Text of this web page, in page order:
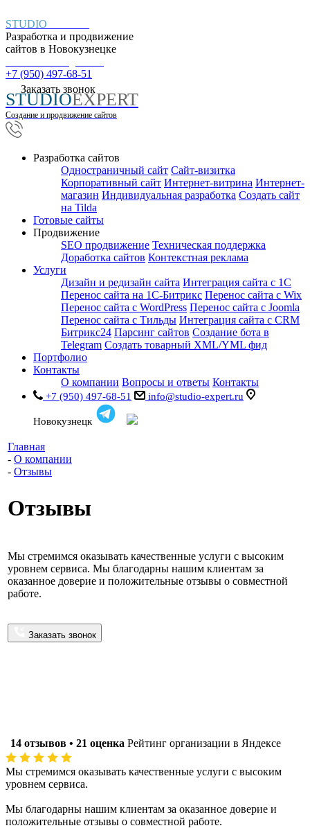
STUDIO
Разработка и продвижение
сайтов в Новокузнецке
+7 (950) 497-68-51
Заказать звонок
STUDIOEXPERT
Создание и продвижение сайтов
Разработка сайтов
Одностраничный сайт Cайт-визитка
Корпоративный сайт Интернет-витрина Интернет-
магазин Индивидуальная разработка Создать сайт
на Tilda
Готовые сайты
Продвижение
SEO продвижение Техническая поддержка
Доработка сайтов Контекстная реклама
Услуги
Дизайн и редизайн сайта Интеграция сайта с 1С
Перенос сайта на 1С-Битрикс Перенос сайта с Wix
Перенос сайта с WordPress Перенос сайта с Joomla
Перенос сайта с Тильды Интеграция сайта с CRM
Битрикс24 Парсинг сайтов Создание бота в
Telegram Создать товарный XML/YML фид
Портфолио
Контакты
О компании Вопросы и ответы Контакты
+7 (950) 497-68-51 info@studio-expert.ru
Новокузнецк
Главная
- О компании
- Отзывы
Отзывы
Мы стремимся оказывать качественные услуги с высоким
уровнем сервиса. Мы благодарны нашим клиентам за
оказанное доверие и положительные отзывы о совместной
работе.
Заказать звонок
14 отзывов • 21 оценка Рейтинг организации в Яндексе
Мы стремимся оказывать качественные услуги с высоким
уровнем сервиса.
Мы благодарны нашим клиентам за оказанное доверие и
положительные отзывы о совместной работе.